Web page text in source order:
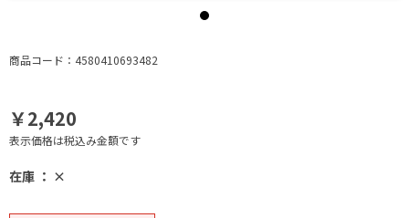
商品コード：4580410693482
￥2,420
表示価格は税込み金額です
在庫 ： ×